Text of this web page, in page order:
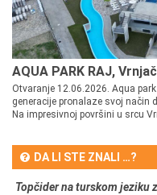
AQUA PARK RAJ,
Otvaranje 12.06.2026. Aqua
generacije pronalaze svoj način
Na impresivnoj površini u srcu
DA LI STE ZNALI …?
Topčider na turskom jeziku